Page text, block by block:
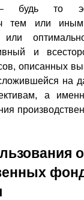
– будь то
тем или иным
или
и
описанных
на
а